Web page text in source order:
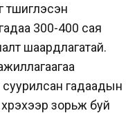
300-400 сая
шаардлагатай.
суурилсан гадаадын
зорьж буй